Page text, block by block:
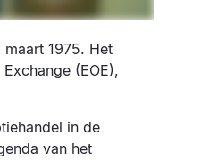
1975. Het
(EOE),
in de
van het